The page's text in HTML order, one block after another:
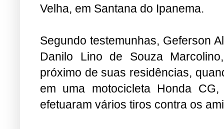
Velha, em Santana do Ipanema.
Segundo testemunhas, Geferson
como “Geo” e Danilo Lino de
anos, estavam juntos,
surpreendidos por dois
características desconhecidas,